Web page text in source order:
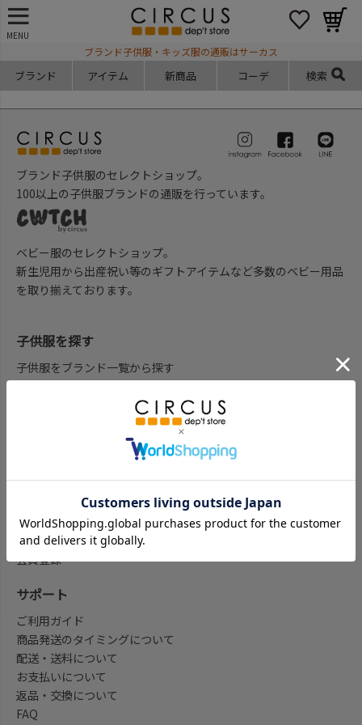
MENU
ブランド子供服・キッズ服の通販はサーカス
ブランド アイテム 新商品 コーデ 検索
ブランド子供服のセレクトショップ。
100以上の子供服ブランドの通販を行っています。
ベビー服のセレクトショップ。
新生児用から出産祝い等のギフトアイテムなど多数のベビー用品
を取り揃えております。
子供服を探す
子供服をブランド一覧から探す
ベビー服ギフト通販のCWTCH
セール
my focus(よみもの)
会員登録/マイページ
会員登録
サポート
ご利用ガイド
商品発送のタイミングについて
配送・送料について
お支払いについて
返品・交換について
FAQ